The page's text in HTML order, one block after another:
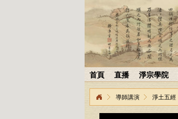
首頁 直播 淨宗學院
導師講演 淨土五經